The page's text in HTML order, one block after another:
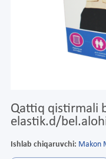
Qattiq qistirmali
elastik.d/
Ishlab chiqaruvchi: Makon